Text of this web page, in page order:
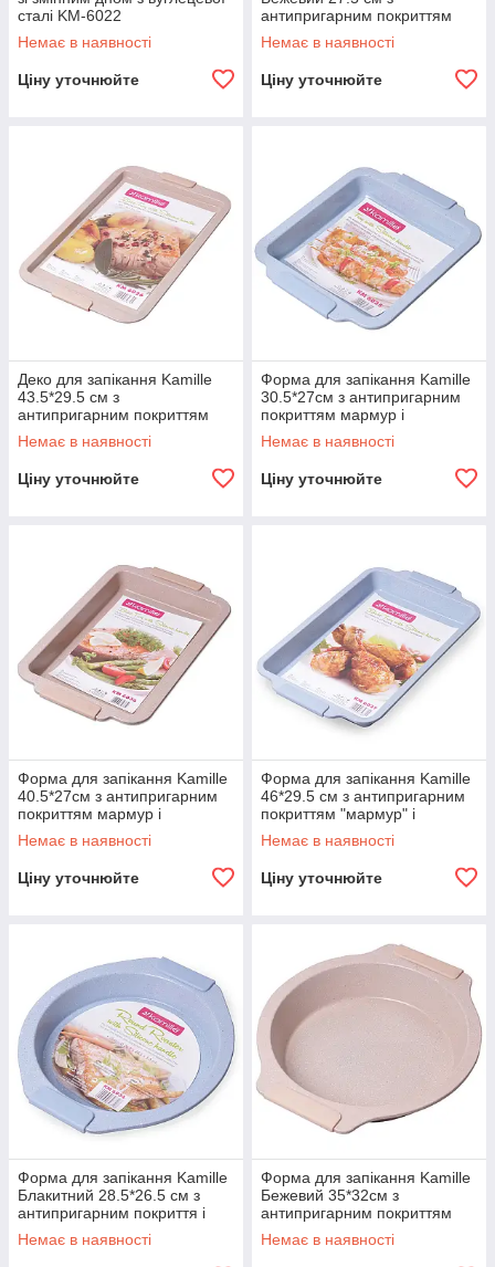
сталі KM-6022
Немає в наявності
Ціну уточнюйте
антипригарним покриттям
мармур з вуглецевої сталі
KM-6033
Немає в наявності
Ціну уточнюйте
Деко для запікання Kamille
43.5*29.5 см з
антипригарним покриттям
мармур і силіконовими
ручками KM-6026
Немає в наявності
Ціну уточнюйте
Форма для запікання Kamille
30.5*27см з антипригарним
покриттям мармур і
силіконовими ручками KM-
6035
Немає в наявності
Ціну уточнюйте
Форма для запікання Kamille
40.5*27см з антипригарним
покриттям мармур і
силіконовими ручками KM-
6036
Немає в наявності
Ціну уточнюйте
Форма для запікання Kamille
46*29.5 см з антипригарним
покриттям "мармур" і
силіконовими ручками KM-
6027
Немає в наявності
Ціну уточнюйте
Форма для запікання Kamille
Блакитний 28.5*26.5 см з
антипригарним покриття і
силіконовими ручками KM-
6034
Немає в наявності
Форма для запікання Kamille
Бежевий 35*32см з
антипригарним покриттям
мармур і силіконовими
ручками KM-6028
Немає в наявності